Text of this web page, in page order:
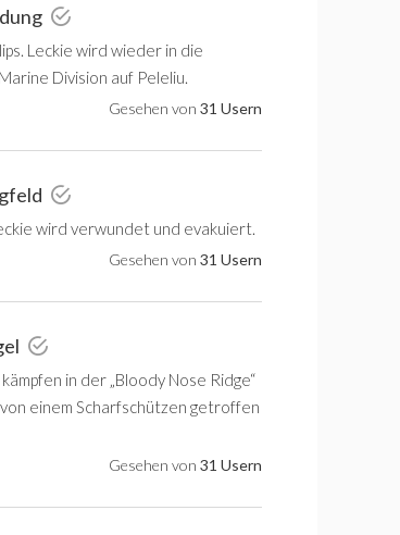
Leckie wird wieder in die
Division auf Peleliu.
Gesehen von 31 Usern
wird verwundet und evakuiert.
Gesehen von 31 Usern
in der „Bloody Nose Ridge“
einem Scharfschützen getroffen
Gesehen von 31 Usern